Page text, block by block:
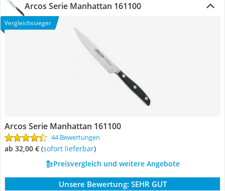
Arcos Serie Manhattan 161100
Vergleichssieger
Arcos Serie Manhattan 161100
44 Bewertungen
ab 32,00 € ( Sofort lieferbar)
Preisvergleich und weitere Angebote
Unsere Bewertung: SEHR GUT